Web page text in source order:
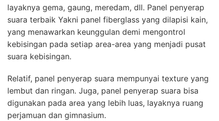
layaknya gema, gaung, meredam, dll. Panel penyerap
suara terbaik Yakni panel fiberglass yang dilapisi kain,
yang menawarkan keunggulan demi mengontrol
kebisingan pada setiap area-area yang menjadi pusat
suara kebisingan.
Relatif, panel penyerap suara mempunyai texture yang
lembut dan ringan. Juga, panel penyerap suara bisa
digunakan pada area yang lebih luas, layaknya ruang
perjamuan dan gimnasium.